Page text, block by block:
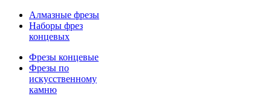
Алмазные фрезы
Наборы фрез
концевых
Фрезы концевые
Фрезы по
искусственному
камню